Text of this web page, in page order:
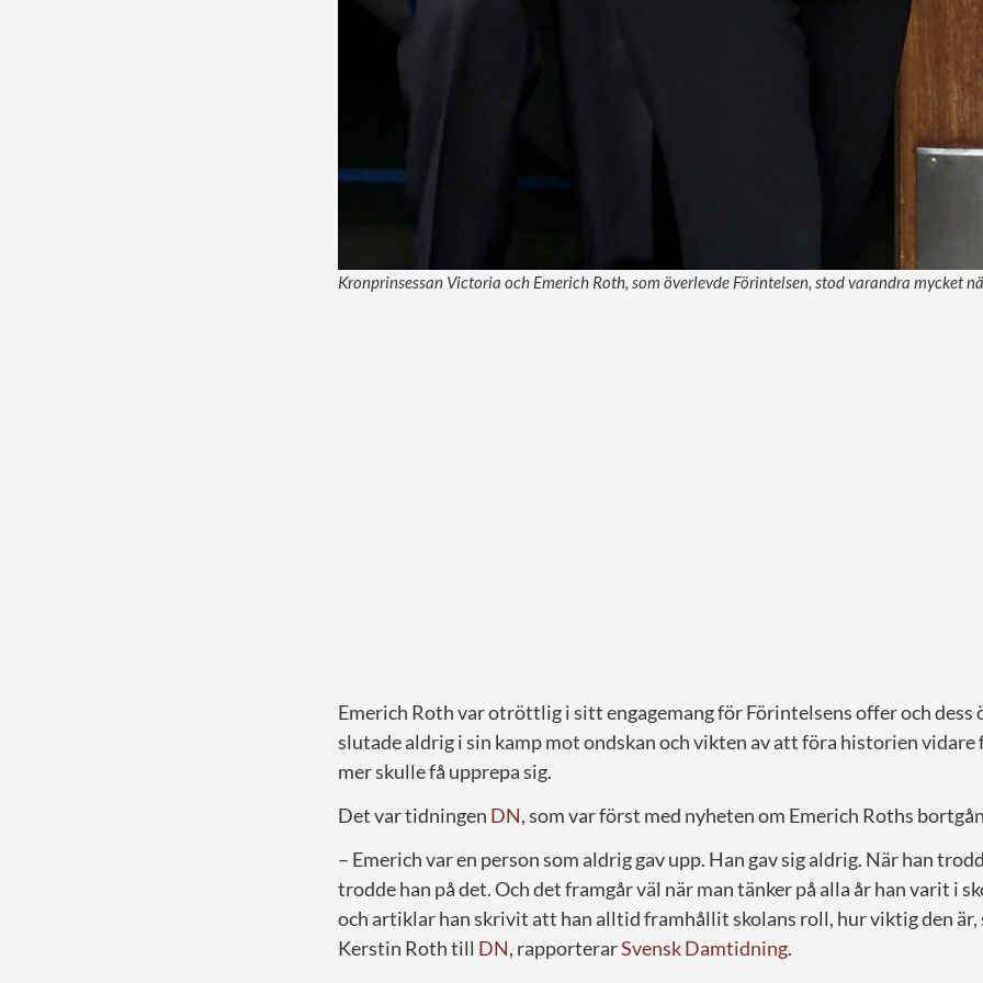
Kronprinsessan Victoria och Emerich Roth, som överlevde Förintelsen, stod varandra mycket
Emerich Roth var otröttlig i sitt engagemang för Förintelsens offer och dess
slutade aldrig i sin kamp mot ondskan och vikten av att föra historien
mer skulle få upprepa sig.
Det var tidningen DN, som var först med nyheten om Emerich Roths
– Emerich var en person som aldrig gav upp. Han gav sig aldrig. När han
trodde han på det. Och det framgår väl när man tänker på alla år han varit i
och artiklar han skrivit att han alltid framhållit skolans roll, hur viktig den är,
Kerstin Roth till DN, rapporterarSvensk Damtidning.